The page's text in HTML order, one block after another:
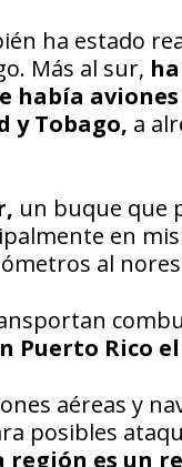
ha estado
Más al sur,
había
y Tobago, a
un buque que
en
al
Puerto Rico
aéreas y
posibles
es un